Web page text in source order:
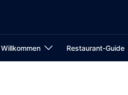
Willkommen Restaurant-Guide